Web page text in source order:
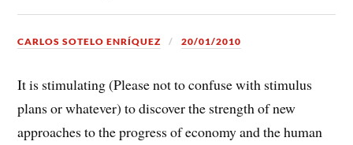
CARLOS SOTELO ENRÍQUEZ 20/01/2010
It is stimulating (Please not to confuse with stimulus
plans or whatever) to discover the strength of new
approaches to the progress of economy and the human